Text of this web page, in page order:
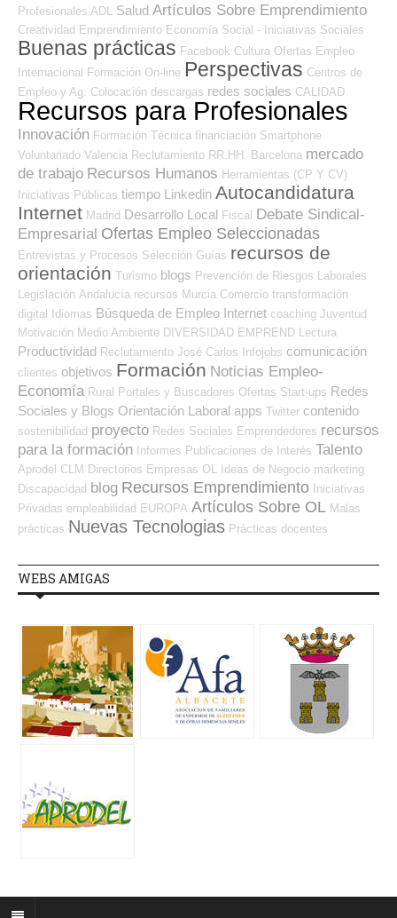
Profesionales ADL
Salud Artículos Sobre Emprendimiento
Creatividad Emprendimiento Economía Social - Iniciativas Sociales
Buenas prácticas Facebook Cultura Ofertas Empleo
Internacional
Formación On-line Perspectivas Centros de
Empleo y Ag. Colocación descargas redes sociales CALIDAD
Recursos para Profesionales
Innovación Formación Técnica financiación Smartphone
Voluntariado Valencia Reclutamiento RR.HH. Barcelona mercado
de trabajo Recursos Humanos Herramientas (CP Y CV)
Iniciativas Públicas tiempo Linkedin Autocandidatura
Internet Madrid Desarrollo Local Fiscal Debate Sindical-
Empresarial Ofertas Empleo Seleccionadas
Entrevistas y Procesos Selección Guías recursos de
orientación Turismo blogs Prevención de Riesgos Laborales
Legislación Andalucía recursos Murcia Comercio transformación
digital
Idiomas Búsqueda de Empleo Internet coaching Juventud
Motivación Medio Ambiente DIVERSIDAD EMPREND Lectura
Productividad Reclutamiento José Carlos Infojobs comunicación
clientes objetivos Formación Noticias Empleo-
Economía Rural Portales y Buscadores Ofertas Start-ups Redes
Sociales y Blogs Orientación Laboral apps Twitter contenido
sostenibilidad proyecto Redes Sociales Emprendedores recursos
para la formación Informes Publicaciones de Interés Talento
Aprodel CLM Directorios Empresas OL Ideas de Negocio marketing
Discapacidad blog Recursos Emprendimiento Iniciativas
Privadas empleabilidad EUROPA Artículos Sobre OL Malas
prácticas Nuevas Tecnologias Prácticas docentes
WEBS AMIGAS